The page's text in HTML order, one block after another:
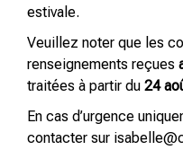
Choix de la session
estivale.
Veuillez noter que les
renseignements reçues
traitées à partir du 24
En cas d’urgence
contacter sur